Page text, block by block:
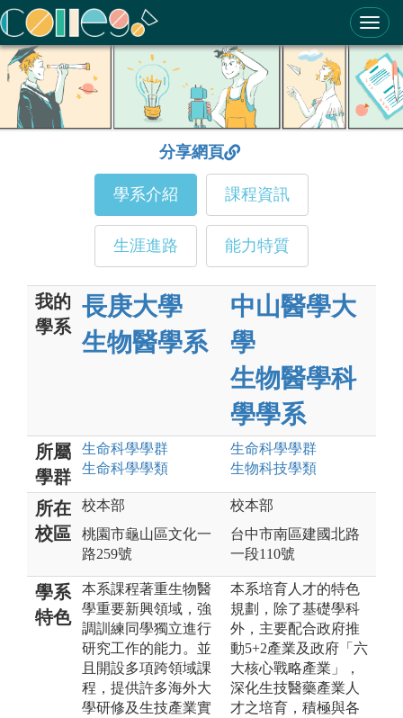
ColleGo! 大學選才與高中育才輔助系統
分享網頁
學系介紹 課程資訊
生涯進路 能力特質
我的
學系
長庚大學
生物醫學系
中山醫學大
學
生物醫學科
學學系
所屬
學群
生命科學學群
生命科學學類
生命科學學群
生物科技學類
所在
校區
校本部
桃園市龜山區文化一
路259號
校本部
台中市南區建國北路
一段110號
學系
特色
本系課程著重生物醫
學重要新興領域，強
調訓練同學獨立進行
研究工作的能力。並
且開設多項跨領域課
程，提供許多海外大
學研修及生技產業實
本系培育人才的特色
規劃，除了基礎學科
外，主要配合政府推
動5+2產業及政府「六
大核心戰略產業」，
深化生技醫藥產業人
才之培育，積極與各